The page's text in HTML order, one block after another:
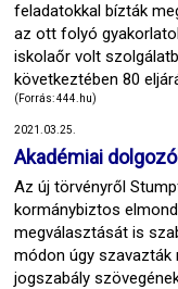
feladatokkal bízták
az ott folyó
iskolaőr volt
következtében 80
(Forrás: 444.hu)
2021.03.25.
Akadémiai
Az új törvényről
kormánybiztos
megválasztását is
módon úgy szavazták
jogszabály